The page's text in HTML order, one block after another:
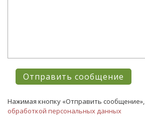
Нажимая кнопку «Отправить
обработкой персональных данных